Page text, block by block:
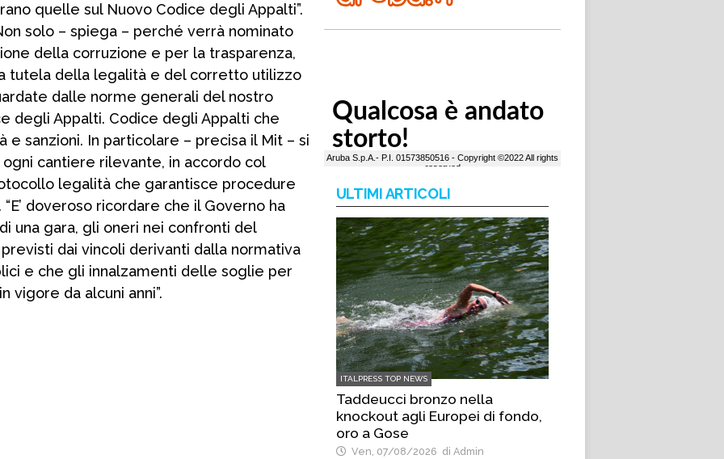
quelle sul Nuovo Codice degli Appalti”.
solo – spiega – perché verrà nominato
della corruzione e per la trasparenza,
tutela della legalità e del corretto utilizzo
dalle norme generali del nostro
degli Appalti. Codice degli Appalti che
sanzioni. In particolare – precisa il Mit – si
cantiere rilevante, in accordo col
legalità che garantisce procedure
doveroso ricordare che il Governo ha
una gara, gli oneri nei confronti del
dai vincoli derivanti dalla normativa
e che gli innalzamenti delle soglie per
vigore da alcuni anni”.
ULTIMI ARTICOLI
ITALPRESS TOP NEWS
Taddeucci bronzo nella
knockout agli Europei di fondo,
oro a Gose
Ven, 07/08/2026 di Admin